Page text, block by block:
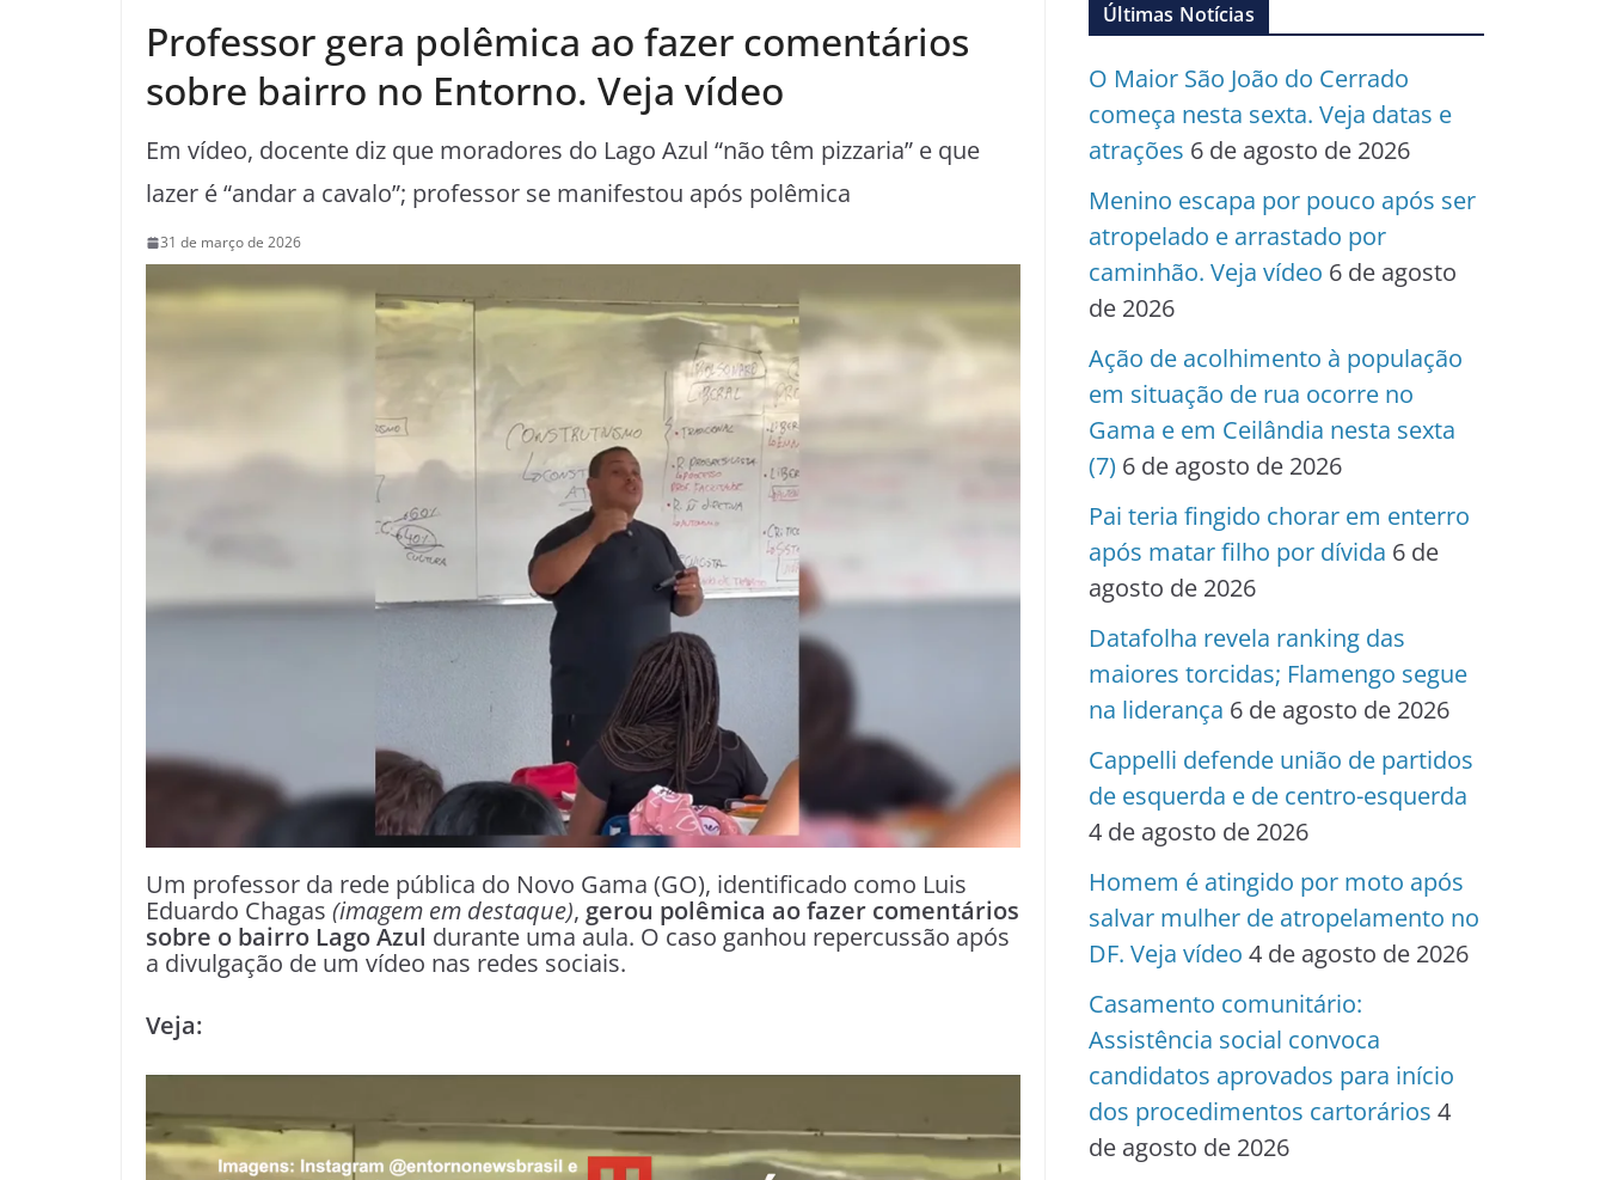
Professor gera polêmica ao fazer comentários
sobre bairro no Entorno. Veja vídeo
Em vídeo, docente diz que moradores do Lago Azul “não têm pizzaria” e que
lazer é “andar a cavalo”; professor se manifestou após polêmica
31 de março de 2026
Um professor da rede pública do Novo Gama (GO), identificado como Luis
Eduardo Chagas (imagem em destaque), gerou polêmica ao fazer comentários
sobre o bairro Lago Azul durante uma aula. O caso ganhou repercussão após
a divulgação de um vídeo nas redes sociais.
Veja:
Últimas Notícias
O Maior São João do Cerrado
começa nesta sexta. Veja datas e
atrações 6 de agosto de 2026
Menino escapa por pouco após ser
atropelado e arrastado por
caminhão. Veja vídeo 6 de agosto
de 2026
Ação de acolhimento à população
em situação de rua ocorre no
Gama e em Ceilândia nesta sexta
(7) 6 de agosto de 2026
Pai teria fingido chorar em enterro
após matar filho por dívida 6 de
agosto de 2026
Datafolha revela ranking das
maiores torcidas; Flamengo segue
na liderança 6 de agosto de 2026
Cappelli defende união de partidos
de esquerda e de centro-esquerda
4 de agosto de 2026
Homem é atingido por moto após
salvar mulher de atropelamento no
DF. Veja vídeo 4 de agosto de 2026
Casamento comunitário:
Assistência social convoca
candidatos aprovados para início
dos procedimentos cartorários 4
de agosto de 2026